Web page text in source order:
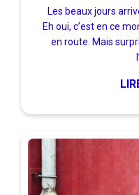
Les beaux jours
Eh oui, c’est en ce
en route. Mais